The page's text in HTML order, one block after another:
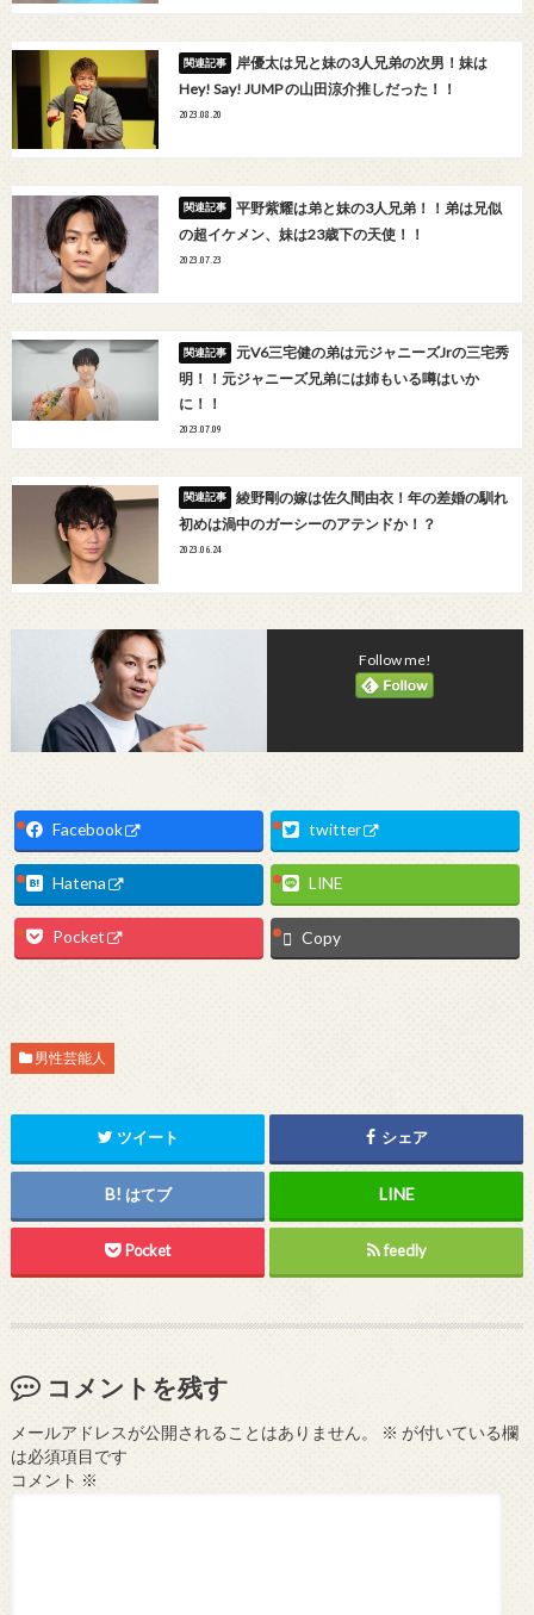
岸優太は兄と妹の3人兄弟の次男！妹は
Hey! Say! JUMP の山田涼介推しだった！！
2023.08.20
平野紫耀は弟と妹の3人兄弟！！弟は兄似
の超イケメン、妹は23歳下の天使！！
2023.07.23
元V6三宅健の弟は元ジャニーズJrの三宅秀
明！！元ジャニーズ兄弟には姉もいる噂はいか
に！！
2023.07.09
綾野剛の嫁は佐久間由衣！年の差婚の馴れ
初めは渦中のガーシーのアテンドか！？
2023.06.24
Follow me!
Facebook twitter
Hatena LINE
Pocket Copy
男性芸能人
ツイート シェア
はてブ
Pocket feedly
コメントを残す
メールアドレスが公開されることはありません。 ※ が付いている欄
は必須項目です
コメント ※